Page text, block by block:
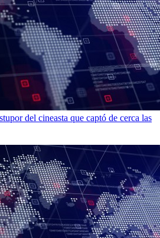
del cineasta que captó de cerca las